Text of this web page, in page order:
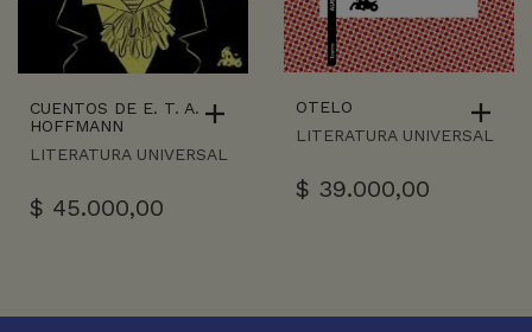
CUENTOS DE E. T. A.
HOFFMANN
LITERATURA UNIVERSAL
$ 45.000,00
OTELO
LITERATURA UNIVERSAL
$ 39.000,00